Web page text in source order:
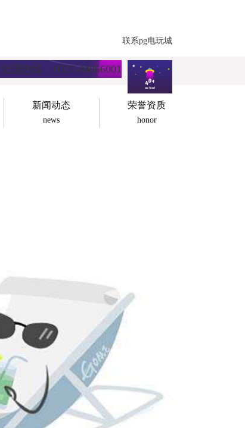
联系pg电玩城
全国热线：0527-84866001
新闻动态
news
荣誉资质
honor